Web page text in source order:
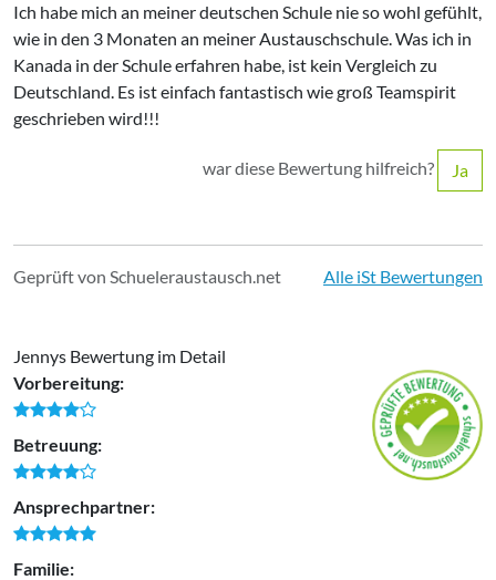
Ich habe mich an meiner deutschen Schule nie so wohl gefühlt,
wie in den 3 Monaten an meiner Austauschschule. Was ich in
Kanada in der Schule erfahren habe, ist kein Vergleich zu
Deutschland. Es ist einfach fantastisch wie groß Teamspirit
geschrieben wird!!!
war diese Bewertung hilfreich? Ja
Geprüft von Schueleraustausch.net Alle iSt Bewertungen
Jennys Bewertung im Detail
Vorbereitung:
Betreuung:
Ansprechpartner:
Familie: